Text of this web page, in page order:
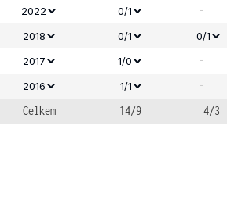
2022 0/1 -
2018
0/1 0/1
2017 1/0 -
2016
1/1 -
Celkem
14/9 4/3